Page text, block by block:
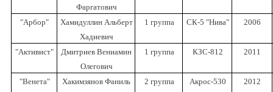
Фаргатович
"Арбор"
Хамидуллин Альберт
Хадиевич
1 группа СК-5 "Нива" 2006
"Активист"
Дмитриев Вениамин
Олегович
1 группа КЗС-812 2011
"Венета"
Хакимзянов Фаниль
2 группа Акрос-530 2012